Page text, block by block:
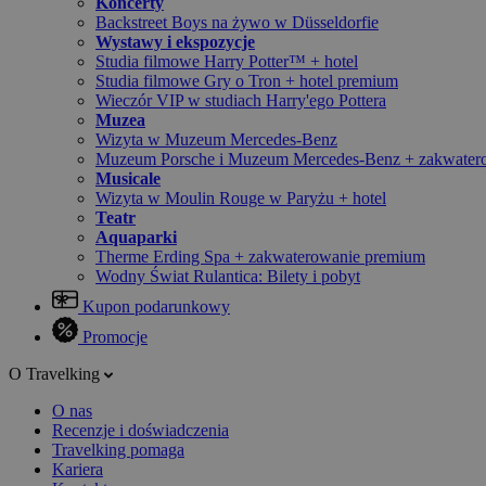
Backstreet Boys na żywo w Düsseldorfie
Wystawy i ekspozycje
Studia filmowe Harry Potter™ + hotel
Studia filmowe Gry o Tron + hotel premium
Wieczór VIP w studiach Harry'ego Pottera
Muzea
Wizyta w Muzeum Mercedes-Benz
Muzeum Porsche i Muzeum Mercedes-Benz +
Musicale
Wizyta w Moulin Rouge w Paryżu + hotel
Teatr
Aquaparki
Therme Erding Spa + zakwaterowanie premium
Wodny Świat Rulantica: Bilety i pobyt
Kupon podarunkowy
Promocje
O Travelking
O nas
Recenzje i doświadczenia
Travelking pomaga
Kariera